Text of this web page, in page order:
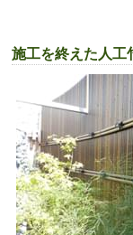
施工を終えた人工